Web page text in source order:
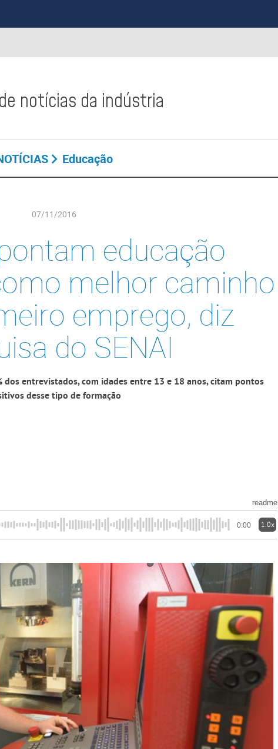
notícias da indústria
Educação
07/11/2016
educação
melhor caminho
emprego, diz
do SENAI
entrevistados, com idades entre 13 e 18 anos, citam pontos
desse tipo de formação
readme
0:00 1.0x